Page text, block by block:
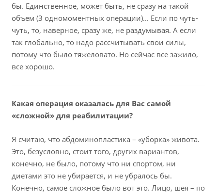
бы. Единственное, может быть, не сразу на такой
объем (3 одномоментных операции)... Если по чуть-
чуть, то, наверное, сразу же, не раздумывая. А если
так глобально, то надо рассчитывать свои силы,
потому что было тяжеловато. Но сейчас все зажило,
все хорошо.
Какая операция оказалась для Вас самой
«сложной» для реабилитации?
Я считаю, что абдоминопластика – «уборка» живота.
Это, безусловно, стоит того, других вариантов,
конечно, не было, потому что ни спортом, ни
диетами это не убирается, и не убралось бы.
Конечно, самое сложное было вот это. Лицо, шея – по